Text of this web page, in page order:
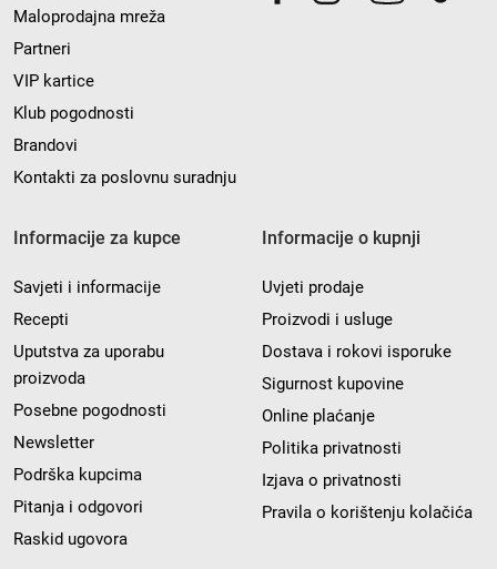
Maloprodajna mreža
Partneri
VIP kartice
Klub pogodnosti
Brandovi
Kontakti za poslovnu suradnju
Informacije za kupce
Savjeti i informacije
Recepti
Uputstva za uporabu
proizvoda
Posebne pogodnosti
Newsletter
Podrška kupcima
Pitanja i odgovori
Raskid ugovora
Informacije o kupnji
Uvjeti prodaje
Proizvodi i usluge
Dostava i rokovi isporuke
Sigurnost kupovine
Online plaćanje
Politika privatnosti
Izjava o privatnosti
Pravila o korištenju kolačića